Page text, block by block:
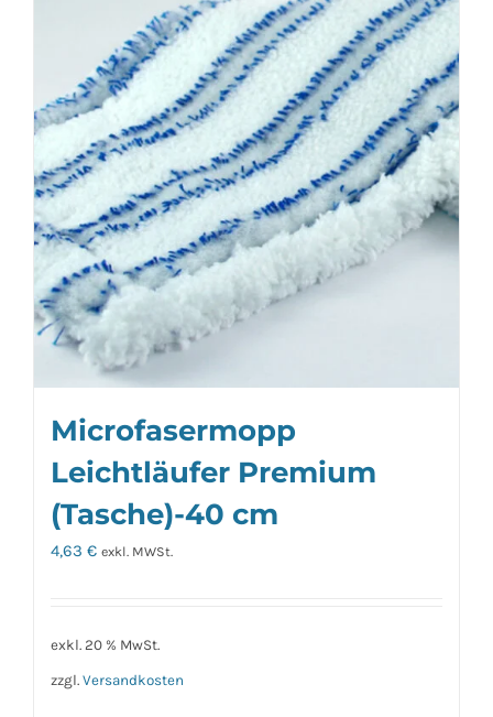
Microfasermopp
Leichtläufer Premium
(Tasche)-40 cm
4,63 € exkl. MWSt.
exkl. 20 % MwSt.
zzgl. Versandkosten